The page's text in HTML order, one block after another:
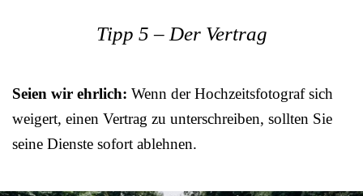
Tipp 5 – Der Vertrag
Seien wir ehrlich: Wenn der Hochzeitsfotograf sich
weigert, einen Vertrag zu unterschreiben, sollten Sie
seine Dienste sofort ablehnen.